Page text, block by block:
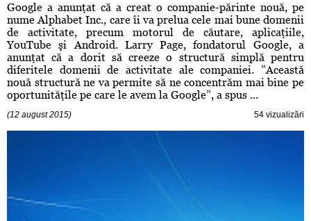
Google a anunţat că a creat o companie-părinte nouă, pe
nume Alphabet Inc., care îi va prelua cele mai bune domenii
de activitate, precum motorul de căutare, aplicaţiile,
YouTube şi Android. Larry Page, fondatorul Google, a
anunţat că a dorit să creeze o structură simplă pentru
diferitele domenii de activitate ale companiei. ”Această
nouă structură ne va permite să ne concentrăm mai bine pe
oportunităţile pe care le avem la Google”, a spus ...
(12 august 2015) 54 vizualizări